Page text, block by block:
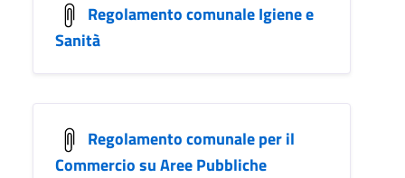
Regolamento comunale Igiene e
Sanità
Regolamento comunale per il
Commercio su Aree Pubbliche